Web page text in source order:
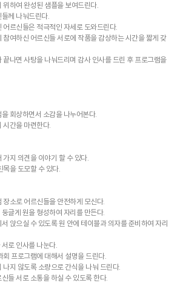
하여 완성된 샘플을 보여드린다.
께 나눠드린다.
르신들은 적극적인 자세로 도와드린다.
여하신 어르신들 서로에 작품을 감상하는 시간을 짧게 갖
나면 사탕을 나눠드리며 감사 인사를 드린 후 프로그램을
회상하면서 소감을 나누어본다.
간을 마련한다.
지 의견을 이야기 할 수 있다.
을 도모할 수 있다.
소로 어르신들을 안전하게 모신다.
글게 원을 형성하여 자리를 만든다.
앉으실 수 있도록 원 안에 테이블과 의자를 준비하여 자리
로 인사를 나눈다.
프로그램에 대해서 설명을 드린다.
지 않도록 소량으로 간식을 나눠 드린다.
들 서로 소통을 하실 수 있도록 한다.